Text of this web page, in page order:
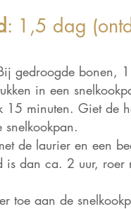
: 1,5 dag
gedroogde bonen,
in een
minuten. Giet de
de laurier en een
dan ca. 2 uur,
toe aan de